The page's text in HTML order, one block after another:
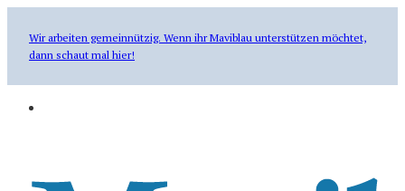
Wir arbeiten gemeinnützig. Wenn ihr Maviblau unterstützen möchtet,
dann schaut mal hier!